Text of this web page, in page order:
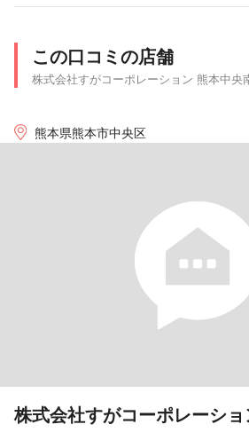
この口コミの店舗
株式会社すがコーポレーション 熊本中央
熊本県熊本市中央区
株式会社すがコーポレーシ